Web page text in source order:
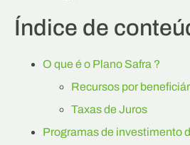
Índice de
O que é o Plano Safra ?
Recursos por
Taxas de Juros
Programas de investimento